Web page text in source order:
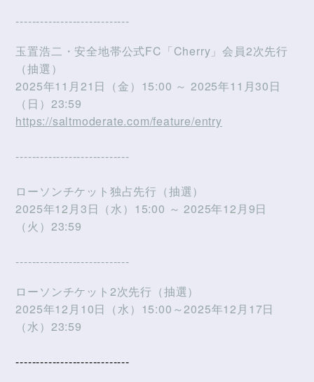
----------------------------
玉置浩二・安全地帯公式FC「Cherry」会員2次先行
（抽選）
2025年11月21日（金）15:00 ～ 2025年11月30日
（日）23:59
https://saltmoderate.com/feature/entry
----------------------------
ローソンチケット独占先行（抽選）
2025年12月3日（水）15:00 ～ 2025年12月9日
（火）23:59
----------------------------
ローソンチケット2次先行（抽選）
2025年12月10日（水）15:00～2025年12月17日
（水）23:59
----------------------------